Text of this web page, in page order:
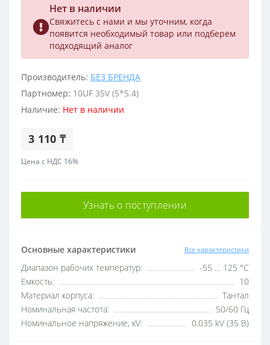
Нет в наличии
Свяжитесь с нами и мы уточним, когда
появится необходимый товар или подберем
подходящий аналог
Производитель: БЕЗ БРЕНДА
Партномер: 10UF 35V (5*5.4)
Наличие: Нет в наличии
3 110 ₸
Цена с НДС 16%
Узнать о поступлении
Основные характеристики Все характеристики
Диапазон рабочих температур:
-55 … 125 °C
Емкость:
10
Материал корпуса:
Тантал
Номинальная частота:
50/60 Гц
Номинальное напряжение, кV:
0.035 kV (35 В)